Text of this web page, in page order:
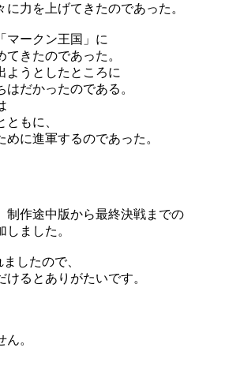
力を上げてきたのであった。
マークン王国」に
きたのであった。
ようとしたところに
だかったのである。
もに、
に進軍するのであった。
制作途中版から最終決戦までの
ました。
したので、
るとありがたいです。
。